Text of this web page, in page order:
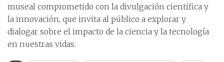
museal comprometido con la divulgación científica y
la innovación, que invita al público a explorar y
dialogar sobre el impacto de la ciencia y la tecnología
en nuestras vidas.